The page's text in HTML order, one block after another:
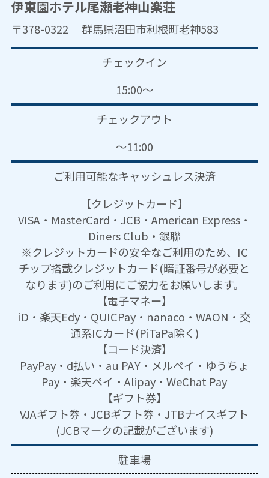
伊東園ホテル尾瀬老神山楽荘
〒378-0322 群馬県沼田市利根町老神583
チェックイン
15:00～
チェックアウト
～11:00
ご利用可能なキャッシュレス決済
【クレジットカード】
VISA・MasterCard・JCB・American Express・
Diners Club・銀聯
※クレジットカードの安全なご利用のため、IC
チップ搭載クレジットカード(暗証番号が必要と
なります)のご利用にご協力をお願いします。
【電子マネー】
iD・楽天Edy・QUICPay・nanaco・WAON・交
通系ICカード(PiTaPa除く)
【コード決済】
PayPay・d払い・au PAY・メルペイ・ゆうちょ
Pay・楽天ペイ・Alipay・WeChat Pay
【ギフト券】
VJAギフト券・JCBギフト券・JTBナイスギフト
(JCBマークの記載がございます)
駐車場